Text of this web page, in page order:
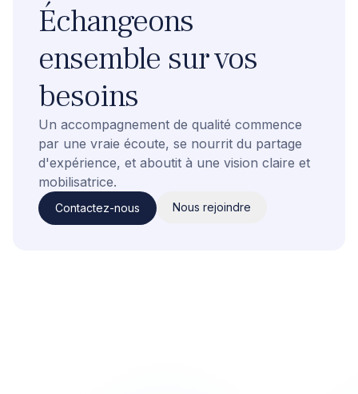
Échangeons
ensemble sur vos
besoins
Un accompagnement de qualité commence
par une vraie écoute, se nourrit du partage
d'expérience, et aboutit à une vision claire et
mobilisatrice.
Contactez-nous Nous rejoindre